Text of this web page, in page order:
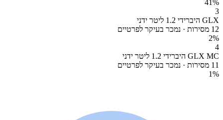
41 %
3
GLX היברידי 1.2 ליטר ידני
12 מסירות · נמכר בעיקר לפרטיים
2%
4
GLX MC היברידי 1.2 ליטר ידני
11 מסירות · נמכר בעיקר לפרטיים
1%